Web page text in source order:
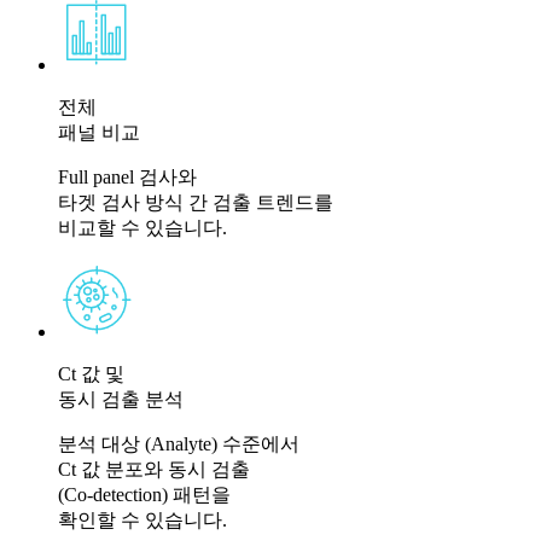
전체
패널 비교
Full panel 검사와
타겟 검사 방식 간 검출 트렌드를
비교할 수 있습니다.
Ct 값 및
동시 검출 분석
분석 대상 (Analyte) 수준에서​
Ct 값 분포와 동시 검출
(Co-detection) 패턴을
확인할 수 있습니다.